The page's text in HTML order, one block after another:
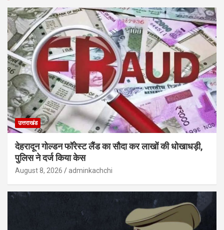
उत्तराखंड
देहरादून गोल्डन फॉरेस्ट लैंड का सौदा कर लाखों की धोखाधड़ी,
पुलिस ने दर्ज किया केस
August 8, 2026 adminkachchi